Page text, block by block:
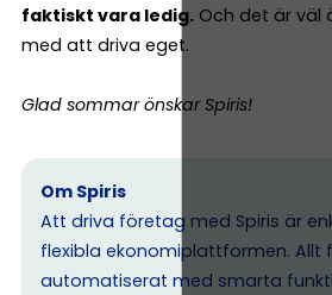
faktiskt vara ledig. Och det är väl
med att driva eget.
Glad sommar önskar Spiris!
Om Spiris
Att driva företag med Spiris är
flexibla ekonomiplattformen. Allt
automatiserat med smarta